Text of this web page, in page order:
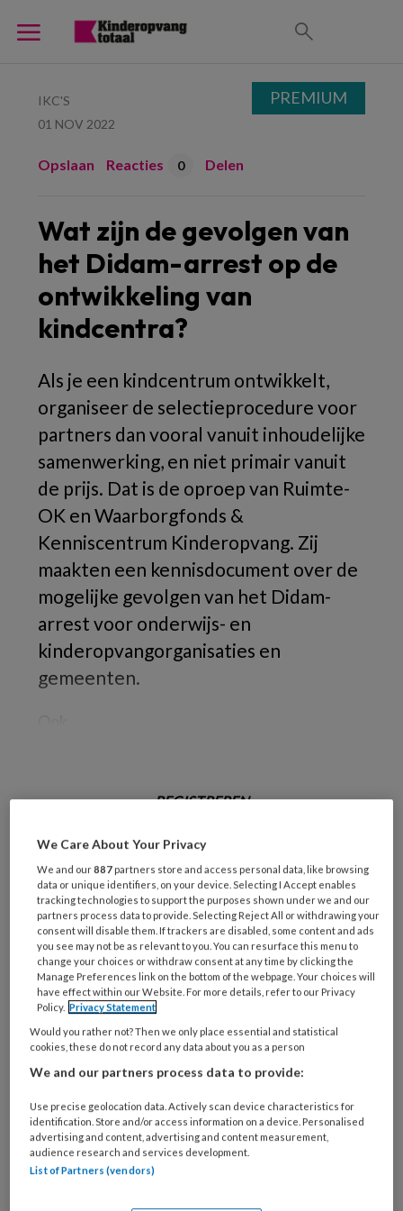
IKC'S
01 NOV 2022
Opslaan Reacties 0 Delen
Wat zijn de gevolgen van
het Didam-arrest op de
ontwikkeling van
kindcentra?
Als je een kindcentrum ontwikkelt,
organiseer de selectieprocedure voor
partners dan vooral vanuit inhoudelijke
samenwerking, en niet primair vanuit
de prijs. Dat is de oproep van Ruimte-
OK en Waarborgfonds &
Kenniscentrum Kinderopvang. Zij
maakten een kennisdocument over de
mogelijke gevolgen van het Didam-
arrest voor onderwijs- en
kinderopvangorganisaties en
gemeenten.
REGISTREREN
Wil je dit artikel lezen?
Maak gratis een account aan en lees 2
artikelen gratis per maand
Al een account of abonnement?Log dan in
Wat
is
je
e-
* *
Kies
je
wachtwoord* *
Kies
je
PREMIUM
We Care About Your Privacy
We and our887 partners store and access personal data, like browsing
data or unique identifiers, on your device. Selecting I Accept enables
tracking technologies to support the purposes shown under we and our
partners process data to provide. Selecting Reject All or withdrawing your
consent will disable them. If trackers are disabled, some content and ads
you see may not be as relevant to you. You can resurface this menu to
change your choices or withdraw consent at any time by clicking the
Manage Preferences link on the bottom of the webpage. Your choices will
have effect within our Website. For more details, refer to our Privacy
Policy. Privacy Statement
Would you rather not? Then we only place essential and statistical
cookies, these do not record any data about you as a person
We and our partners process data to provide:
Use precise geolocation data. Actively scan device characteristics for
identification. Store and/or access information on a device. Personalised
advertising and content, advertising and content measurement,
audience research and services development.
List of Partners (vendors)